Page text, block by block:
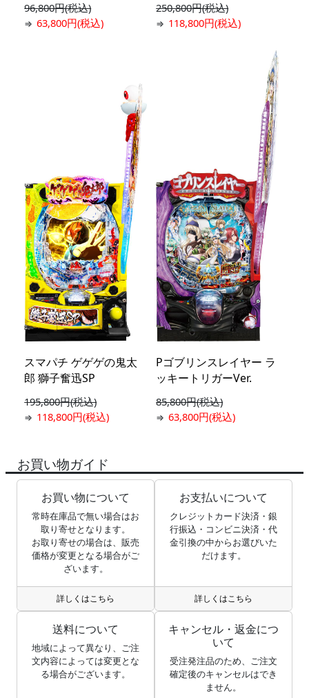
96,800円(税込)
⇒63,800円(税込)
250,800円(税込)
⇒ 118,800円(税込)
スマパチ ゲゲゲの鬼太
郎 獅子奮迅SP
195,800円(税込)
⇒ 118,800円(税込)
Pゴブリンスレイヤー ラ
ッキートリガーVer.
85,800円(税込)
⇒63,800円(税込)
お買い物ガイド
お買い物について
常時在庫品で無い場合はお
取り寄せとなります。
お取り寄せの場合は、販売
価格が変更となる場合がご
ざいます。
詳しくはこちら
お支払いについて
クレジットカード決済・銀
行振込・コンビニ決済・代
金引換の中からお選びいた
だけます。
詳しくはこちら
送料について
地域によって異なり、ご注
文内容によっては変更とな
る場合がございます。
キャンセル・返金につ
いて
受注発注品のため、ご注文
確定後のキャンセルはでき
ません。